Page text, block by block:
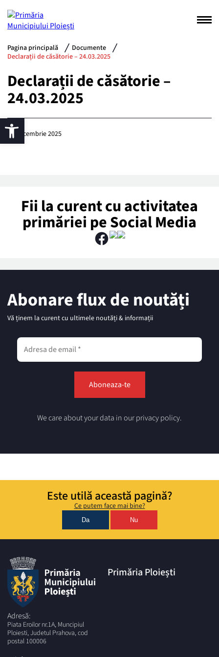
Pagina principală
Documente
Declarații de căsătorie – 24.03.2025
Declarații de căsătorie –
24.03.2025
12 decembrie 2025
Fii la curent cu activitatea
primăriei pe Social Media
Abonare flux de noutăți
Vă ținem la curent cu ultimele noutăți & informații
We care about your data in our privacy policy.
Este utilă această pagină?
Ce putem face mai bine?
Da Nu
Adresă:
Piata Eroilor nr.1A, Muncipiul
Ploiesti, Judetul Prahova, cod
postal 100006
Primăria Ploiești